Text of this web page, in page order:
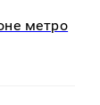
метро